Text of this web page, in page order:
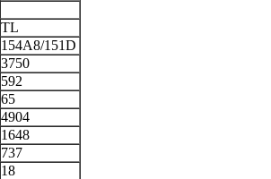
TL
154A8/151D
3750
592
65
4904
1648
737
18